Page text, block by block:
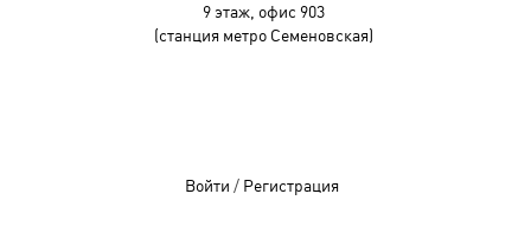
9 этаж, офис 903
(станция метро Семеновская)
Войти / Регистрация